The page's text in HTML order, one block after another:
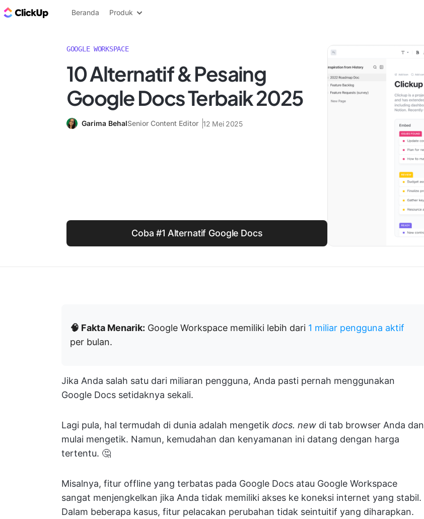
Blog ClickUp
Beranda Produk
GOOGLE WORKSPACE
10 Alternatif & Pesaing
Google Docs Terbaik 2025
Garima BehalSenior Content Editor 12 Mei 2025
Coba #1 Alternatif Google Docs
🧠 Fakta Menarik: Google Workspace memiliki lebih dari 1 miliar pengguna aktif
per bulan.
Jika Anda salah satu dari miliaran pengguna, Anda pasti pernah menggunakan
Google Docs setidaknya sekali.
Lagi pula, hal termudah di dunia adalah mengetik docs. new di tab browser Anda dan
mulai mengetik. Namun, kemudahan dan kenyamanan ini datang dengan harga
tertentu. 🤔
Misalnya, fitur offline yang terbatas pada Google Docs atau Google Workspace
sangat menjengkelkan jika Anda tidak memiliki akses ke koneksi internet yang stabil.
Dalam beberapa kasus, fitur pelacakan perubahan tidak seintuitif yang diharapkan.